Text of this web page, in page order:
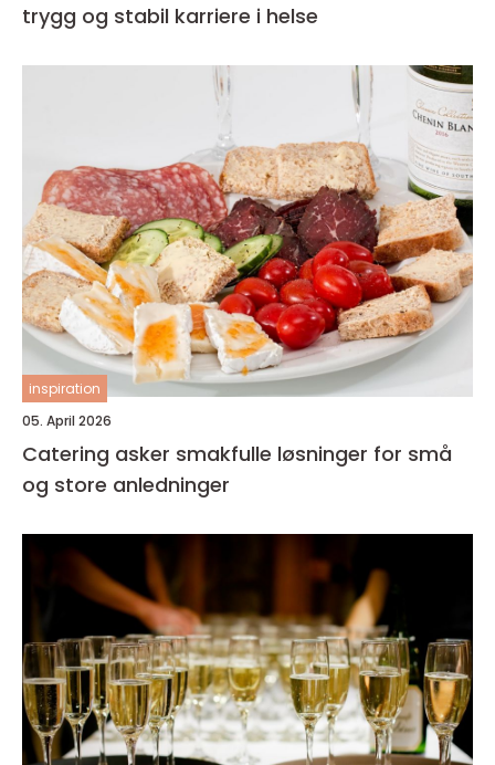
trygg og stabil karriere i helse
inspiration
05. April 2026
Catering asker smakfulle løsninger for små
og store anledninger